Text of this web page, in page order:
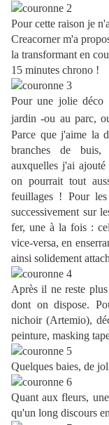
Pour cette raison je
Creacorner m'a
la transformant en
15 minutes chrono !
Pour une jolie déco
jardin -ou au parc,
Parce que j'aime la
branches de buis,
auxquelles j'ai ajouté
on pourrait tout
feuillages ! Pour
successivement sur
fer, une à la fois :
vice-versa, en
ainsi solidement
Après il ne reste
dont on dispose.
nichoir (Artemio),
peinture, masking
Quelques baies, de
Quant aux fleurs,
qu'un long discours